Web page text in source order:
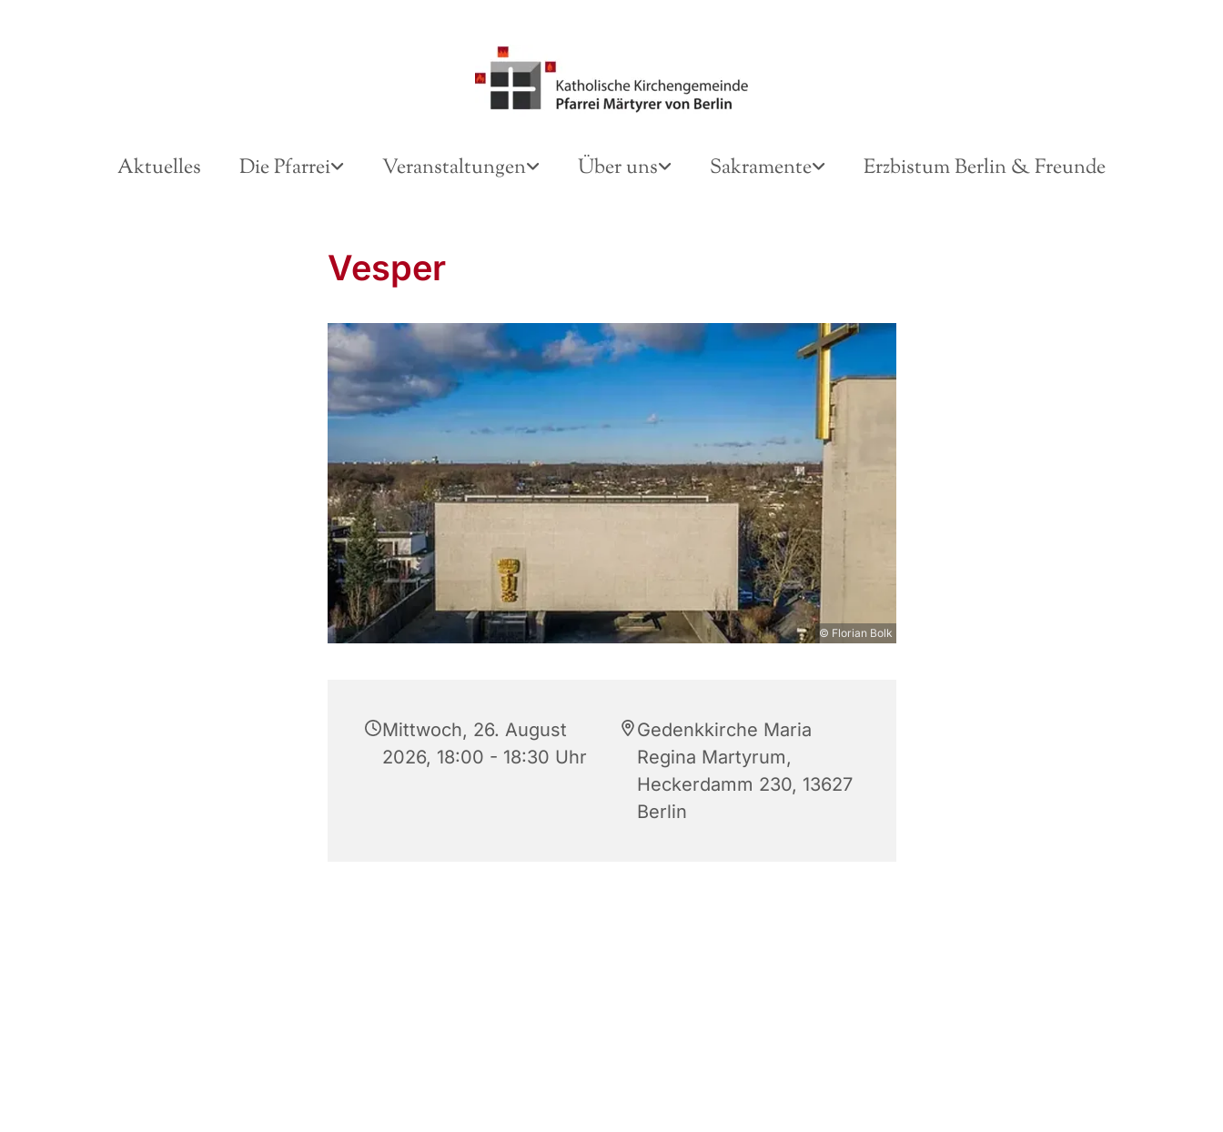
Aktuelles Die Pfarrei Veranstaltungen Über uns Sakramente Erzbistum Berlin & Freunde
Vesper
© Florian Bolk
Mittwoch, 26. August
2026, 18:00 - 18:30 Uhr
Gedenkkirche Maria
Regina Martyrum,
Heckerdamm 230, 13627
Berlin